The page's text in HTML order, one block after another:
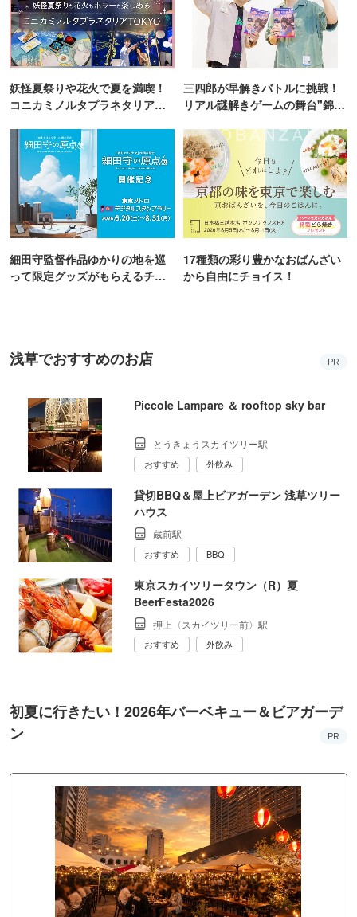
妖怪夏祭りや花火で夏を満喫！
コニカミノルタプラネタリア
三四郎が早解きバトルに挑戦！
リアル謎解きゲームの舞台"錦糸
細田守監督作品ゆかりの地を巡
って限定グッズがもらえるチャ
17種類の彩り豊かなおばんざい
から自由にチョイス！
浅草でおすすめのお店 PR
Piccole Lampare ＆ rooftop sky bar
とうきょうスカイツリー駅
おすすめ 外飲み
貸切BBQ＆屋上ビアガーデン 浅草ツリー
ハウス
蔵前駅
おすすめ BBQ
東京スカイツリータウン（R）夏
BeerFesta2026
押上〈スカイツリー前〉駅
おすすめ 外飲み
初夏に行きたい！2026年バーベキュー＆ビアガーデ
ン
PR